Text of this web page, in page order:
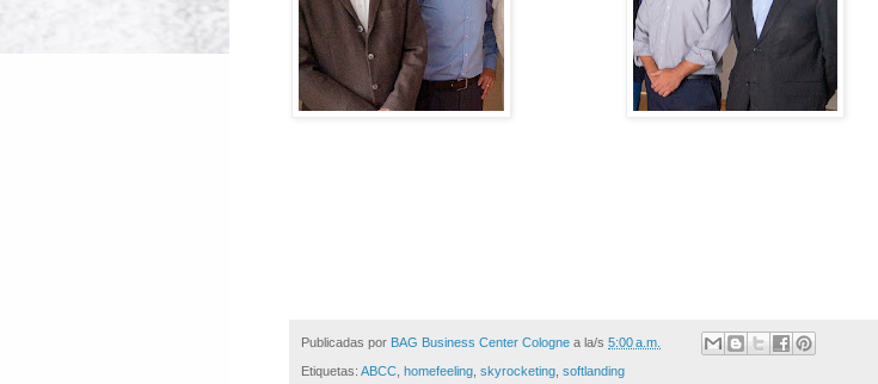
Publicadas por BAG Business Center Cologne a la/s 5:00 a.m.
Etiquetas: ABCC homefeeling skyrocketing softlanding